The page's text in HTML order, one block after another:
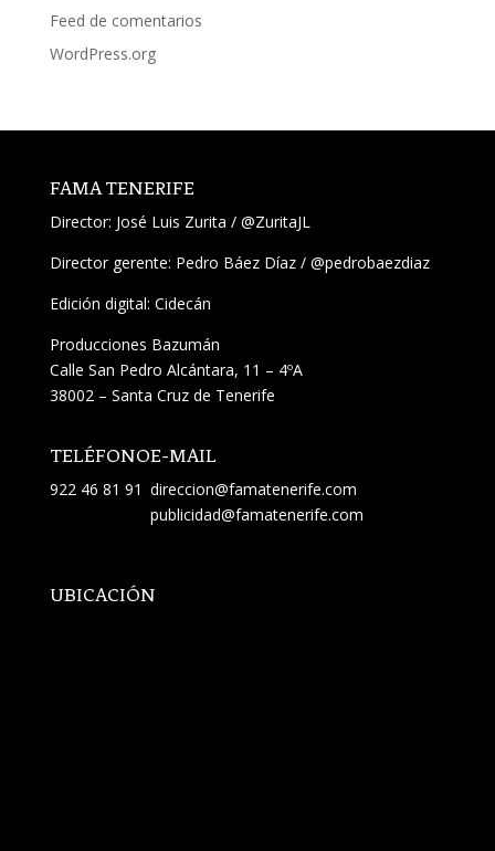
Feed de comentarios
WordPress.org
FAMA TENERIFE
Director: José Luis Zurita / @ZuritaJL
Director gerente: Pedro Báez Díaz / @pedrobaezdiaz
Edición digital: Cidecán
Producciones Bazumán
Calle San Pedro Alcántara, 11 – 4ºA
38002 – Santa Cruz de Tenerife
TELÉFONO
922 46 81 91
E-MAIL
direccion@famatenerife.com
publicidad@famatenerife.com
UBICACIÓN